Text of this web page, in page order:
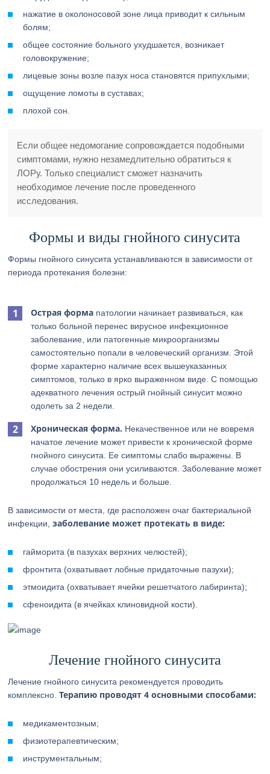
нажатие в околоносовой зоне лица приводит к сильным
болям;
общее состояние больного ухудшается, возникает
головокружение;
лицевые зоны возле пазух носа становятся припухлыми;
ощущение ломоты в суставах;
плохой сон.
Если общее недомогание сопровождается подобными
симптомами, нужно незамедлительно обратиться к
ЛОРу. Только специалист сможет назначить
необходимое лечение после проведенного
исследования.
Формы и виды гнойного синусита
Формы гнойного синусита устанавливаются в зависимости от
периода протекания болезни:
Острая форма патологии начинает развиваться, как
только больной перенес вирусное инфекционное
заболевание, или патогенные микроорганизмы
самостоятельно попали в человеческий организм. Этой
форме характерно наличие всех вышеуказанных
симптомов, только в ярко выраженном виде. С помощью
адекватного лечения острый гнойный синусит можно
одолеть за 2 недели.
Хроническая форма. Некачественное или не вовремя
начатое лечение может привести к хронической форме
гнойного синусита. Ее симптомы слабо выражены. В
случае обострения они усиливаются. Заболевание может
продолжаться 10 недель и больше.
В зависимости от места, где расположен очаг бактериальной
инфекции,заболевание может протекать в виде:
гайморита (в пазухах верхних челюстей);
фронтита (охватывает лобные придаточные пазухи);
этмоидита (охватывает ячейки решетчатого лабиринта);
сфеноидита (в ячейках клиновидной кости).
Лечение гнойного синусита
Лечение гнойного синусита рекомендуется проводить
комплексно.Терапию проводят 4 основными способами:
медикаментозным;
физиотерапевтическим;
инструментальным;